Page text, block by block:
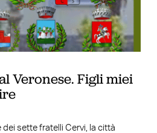
Veronese. Figli miei
dei sette fratelli Cervi, la città